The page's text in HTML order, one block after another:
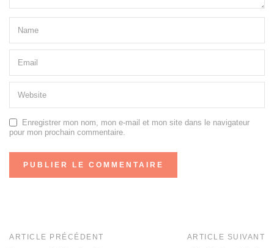
Enregistrer mon nom, mon e-mail et mon site dans le navigateur
pour mon prochain commentaire.
ARTICLE PRÉCÉDENT
ARTICLE SUIVANT